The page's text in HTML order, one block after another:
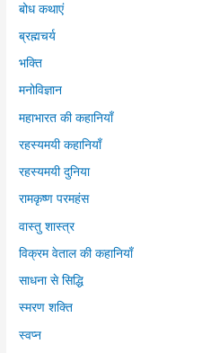
बोध कथाएं
ब्रह्मचर्य
भक्ति
मनोविज्ञान
महाभारत की कहानियाँ
रहस्यमयी कहानियाँ
रहस्यमयी दुनिया
रामकृष्ण परमहंस
वास्तु शास्त्र
विक्रम वेताल की कहानियाँ
साधना से सिद्धि
स्मरण शक्ति
स्वप्न